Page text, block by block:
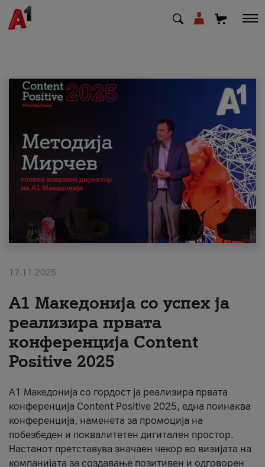
МК EN
Приватни Деловни
Поддршка
Надополни кредит
#ПодобарОнлајн
17.11.2025
А1 Македонија со успех ја
реализира првата
конференција Content
Positive 2025
А1 Македонија со гордост ја реализира првата
конференција Content Positive 2025, една поинаква
конференција, наменета за промоција на
побезбеден и поквалитетен дигитален простор.
Настанот претставува значаен чекор во визијата на
компанијата за создавање позитивен и одговорен